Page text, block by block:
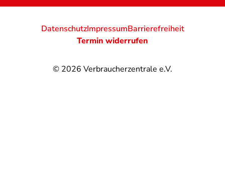
© 2026 Verbraucherzentrale e.V.
DatenschutzImpressumBarrierefreiheit
Termin widerrufen